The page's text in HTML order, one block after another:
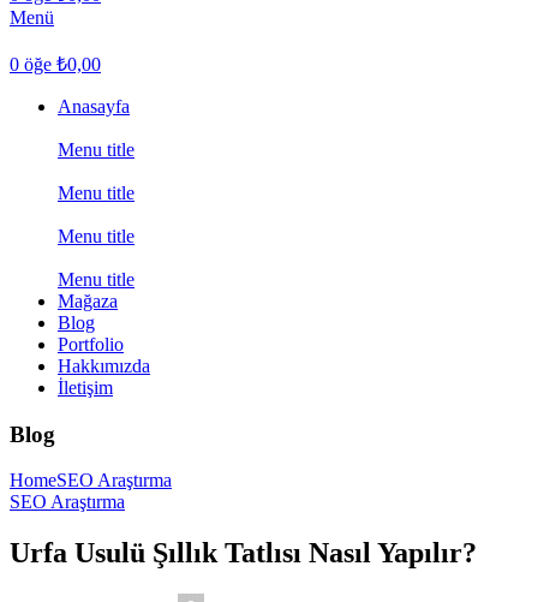
Menü
0 öğe ₺0,00
Anasayfa
Menu title
Menu title
Menu title
Menu title
Mağaza
Blog
Portfolio
Hakkımızda
İletişim
Blog
HomeSEO Araştırma
SEO Araştırma
Urfa Usulü Şıllık Tatlısı Nasıl Yapılır?